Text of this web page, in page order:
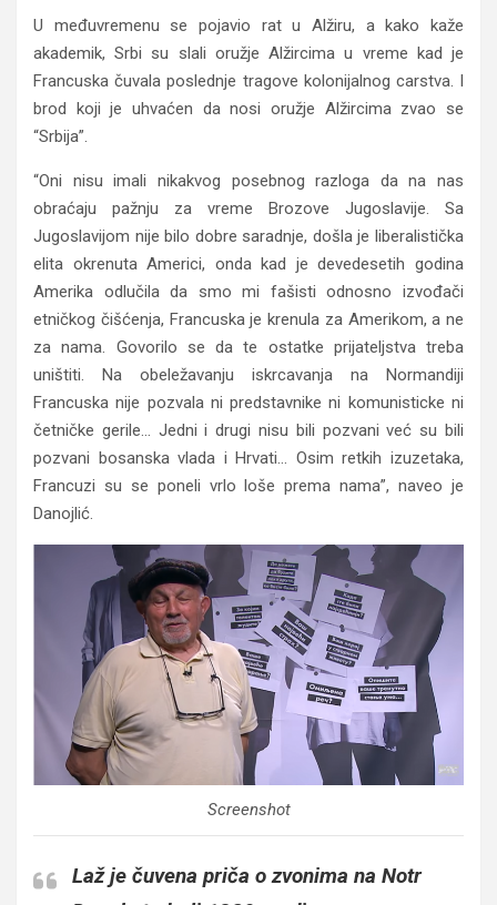
U međuvremenu se pojavio rat u Alžiru, a kako kaže
akademik, Srbi su slali oružje Alžircima u vreme kad je
Francuska čuvala poslednje tragove kolonijalnog carstva. I
brod koji je uhvaćen da nosi oružje Alžircima zvao se
“Srbija”.
“Oni nisu imali nikakvog posebnog razloga da na nas
obraćaju pažnju za vreme Brozove Jugoslavije. Sa
Jugoslavijom nije bilo dobre saradnje, došla je liberalistička
elita okrenuta Americi, onda kad je devedesetih godina
Amerika odlučila da smo mi fašisti odnosno izvođači
etničkog čišćenja, Francuska je krenula za Amerikom, a ne
za nama. Govorilo se da te ostatke prijateljstva treba
uništiti. Na obeležavanju iskrcavanja na Normandiji
Francuska nije pozvala ni predstavnike ni komunisticke ni
četničke gerile… Jedni i drugi nisu bili pozvani već su bili
pozvani bosanska vlada i Hrvati… Osim retkih izuzetaka,
Francuzi su se poneli vrlo loše prema nama”, naveo je
Danojlić.
Screenshot
Laž je čuvena priča o zvonima na Notr